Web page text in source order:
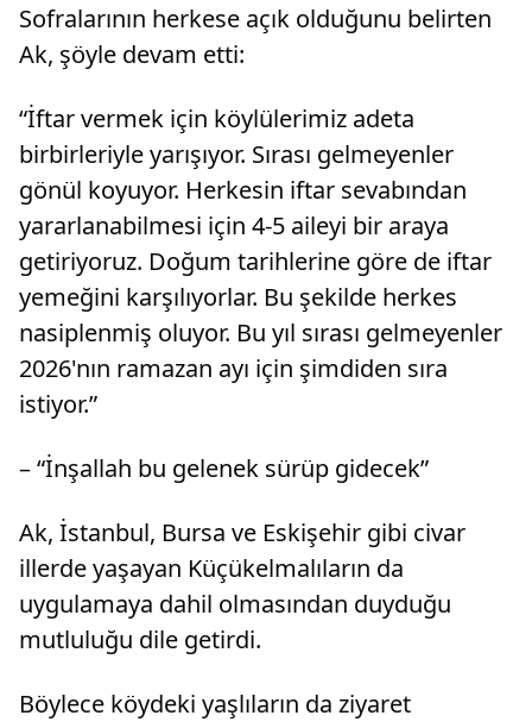
Sofralarının herkese açık olduğunu belirten
Ak, şöyle devam etti:
“İftar vermek için köylülerimiz adeta
birbirleriyle yarışıyor. Sırası gelmeyenler
gönül koyuyor. Herkesin iftar sevabından
yararlanabilmesi için 4-5 aileyi bir araya
getiriyoruz. Doğum tarihlerine göre de iftar
yemeğini karşılıyorlar. Bu şekilde herkes
nasiplenmiş oluyor. Bu yıl sırası gelmeyenler
2026'nın ramazan ayı için şimdiden sıra
istiyor.”
– “İnşallah bu gelenek sürüp gidecek”
Ak, İstanbul, Bursa ve Eskişehir gibi civar
illerde yaşayan Küçükelmalıların da
uygulamaya dahil olmasından duyduğu
mutluluğu dile getirdi.
Böylece köydeki yaşlıların da ziyaret